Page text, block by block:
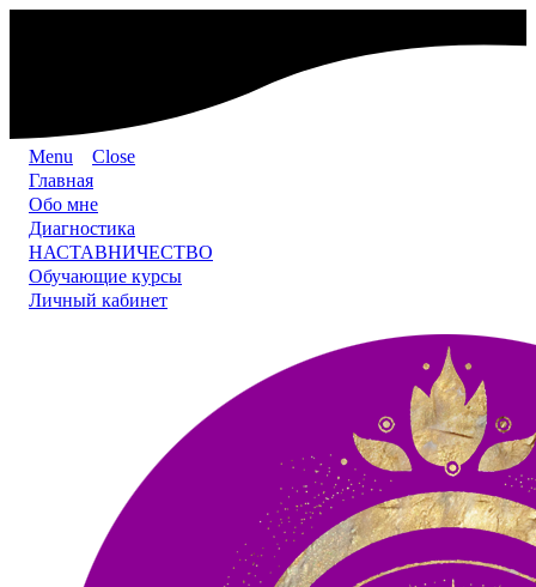
Menu
Close
Главная
Обо мне
Диагностика
НАСТАВНИЧЕСТВО
Обучающие курсы
Личный кабинет